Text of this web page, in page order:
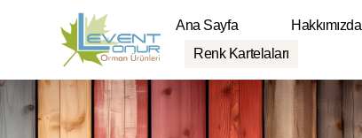
Ana Sayfa Hakkımızda
Renk Kartelaları